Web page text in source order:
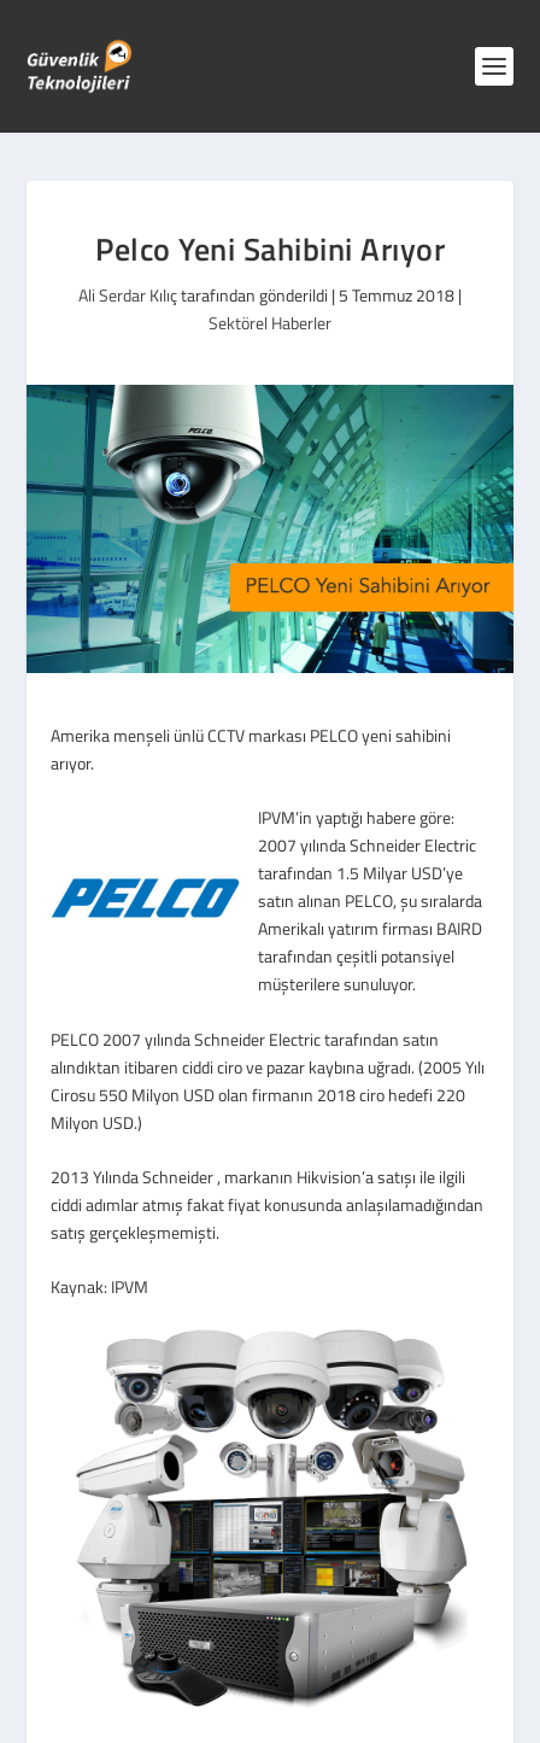
Pelco Yeni Sahibini Arıyor
Ali Serdar Kılıçtarafından gönderildi |5 Temmuz 2018|
Sektörel Haberler
Amerika menşeli ünlü CCTV markası PELCO yeni sahibini
arıyor.
IPVM’in yaptığı habere göre:
2007 yılında Schneider Electric
tarafından 1.5 Milyar USD’ye
satın alınan PELCO, şu sıralarda
Amerikalı yatırım firması BAIRD
tarafından çeşitli potansiyel
müşterilere sunuluyor.
PELCO 2007 yılında Schneider Electric tarafından satın
alındıktan itibaren ciddi ciro ve pazar kaybına uğradı. (2005 Yılı
Cirosu 550 Milyon USD olan firmanın 2018 ciro hedefi 220
Milyon USD.)
2013 Yılında Schneider , markanın Hikvision’a satışı ile ilgili
ciddi adımlar atmış fakat fiyat konusunda anlaşılamadığından
satış gerçekleşmemişti.
Kaynak: IPVM